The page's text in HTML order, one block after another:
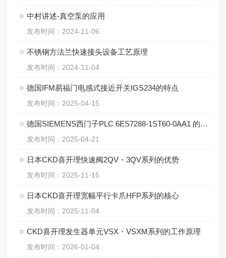
中村讲述-真空泵的应用
发布时间：2024-11-06
不锈钢方法兰快速接头设备工艺原理
发布时间：2024-11-04
德国IFM易福门电感式接近开关IGS234的特点
发布时间：2025-04-15
德国SIEMENS西门子PLC 6ES7288-1ST60-0AA1 的特点
发布时间：2025-04-21
日本CKD喜开理快速阀2QV・3QV系列的优势
发布时间：2025-11-15
日本CKD喜开理宽幅平行卡爪HFP系列的核心
发布时间：2025-11-04
CKD喜开理发生器单元VSX・VSXM系列的工作原理
发布时间：2026-01-04